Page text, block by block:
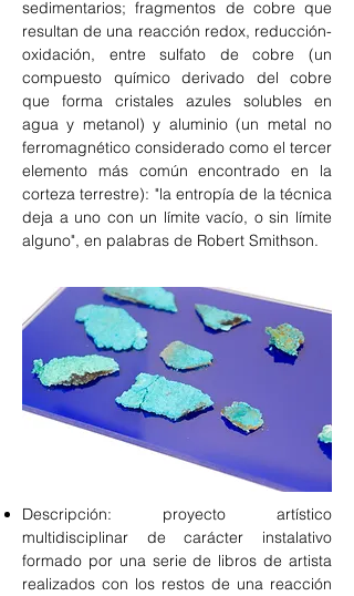
sedimentarios; fragmentos de cobre que
resultan de una reacción redox, reducción-
oxidación, entre sulfato de cobre (un
compuesto químico derivado del cobre
que forma cristales azules solubles en
agua y metanol) y aluminio (un metal no
ferromagnético considerado como el tercer
elemento más común encontrado en la
corteza terrestre): "la entropía de la técnica
deja a uno con un límite vacío, o sin límite
alguno", en palabras de Robert Smithson.
Descripción: proyecto artístico
multidisciplinar de carácter instalativo
formado por una serie de libros de artista
realizados con los restos de una reacción